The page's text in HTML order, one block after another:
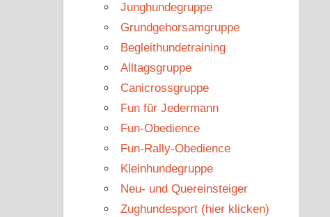
Junghundegruppe
Grundgehorsamgruppe
Begleithundetraining
Alltagsgruppe
Canicrossgruppe
Fun für Jedermann
Fun-Obedience
Fun-Rally-Obedience
Kleinhundegruppe
Neu- und Quereinsteiger
Zughundesport (hier klicken)